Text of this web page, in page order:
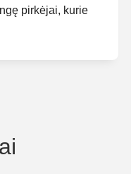
pirkėjai, kurie